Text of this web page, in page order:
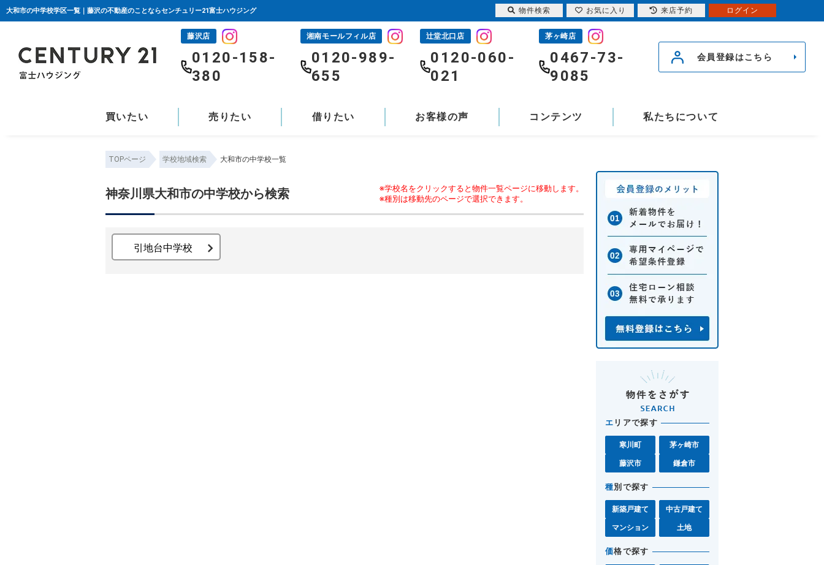
大和市の中学校学区一覧｜藤沢の不動産のことならセンチュリー21富士ハウジング
藤沢店
0120-158-
380
湘南モールフィル店
0120-989-
655
辻堂北口店
0120-060-
021
茅ヶ崎店
0467-73-
9085
会員登録はこちら
買いたい 売りたい 借りたい お客様の声 コンテンツ 私たちについて
TOPページ 学校地域検索 大和市の中学校一覧
神奈川県大和市の中学校から検索
※学校名をクリックすると物件一覧ページに移動します。
※種別は移動先のページで選択できます。
引地台中学校
エ リアで探す
寒川町 茅ヶ崎市
藤沢市 鎌倉市
種別で探す
新築戸建て 中古戸建て
マンション 土地
価格で探す
物件検索 お気に入り 来店予約 ログイン